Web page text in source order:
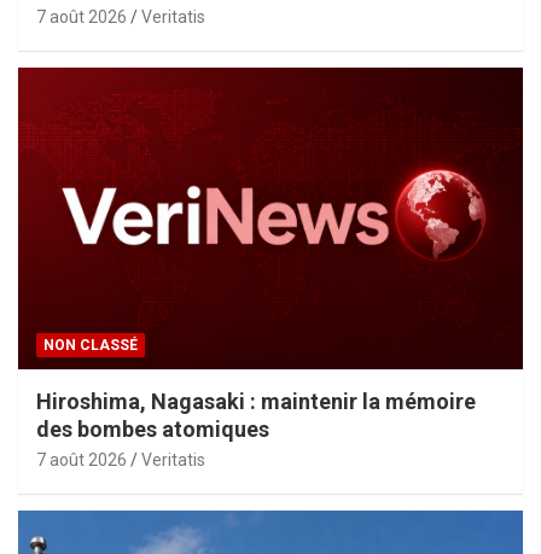
7 août 2026 Veritatis
NON CLASSÉ
Hiroshima, Nagasaki : maintenir la mémoire
des bombes atomiques
7 août 2026 Veritatis